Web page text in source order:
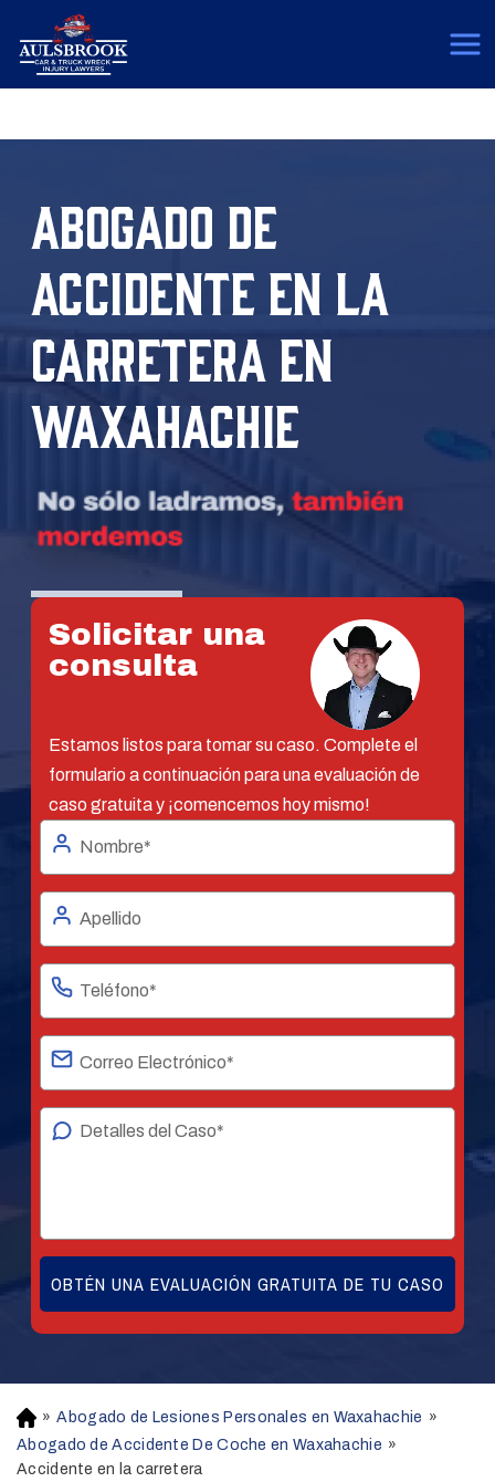
ABOGADO DE
ACCIDENTE EN LA
CARRETERA EN
WAXAHACHIE
Solicitar una
consulta
Estamos listos para tomar su caso. Complete el
formulario a continuación para una evaluación de
caso gratuita y ¡comencemos hoy mismo!
H
o
m
» Abogado de Lesiones Personales en Waxahachie »
Abogado de Accidente De Coche en Waxahachie »
Accidente en la carretera